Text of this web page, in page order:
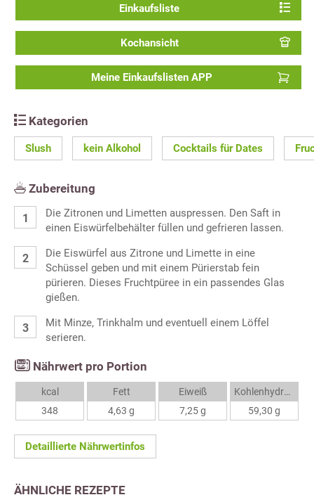
Einkaufsliste
Kochansicht
Meine Einkaufslisten APP
Kategorien
Slush kein Alkohol Cocktails für Dates
Zubereitung
Die Zitronen und Limetten auspressen. Den Saft in
einen Eiswürfelbehälter füllen und gefrieren lassen.
Die Eiswürfel aus Zitrone und Limette in eine
Schüssel geben und mit einem Pürierstab fein
pürieren. Dieses Fruchtpüree in ein passendes Glas
gießen.
Mit Minze, Trinkhalm und eventuell einem Löffel
serieren.
Nährwert pro Portion
kcal
348
Fett
4,63 g
Eiweiß
7,25 g
Kohlenhydrate
59,30 g
Detaillierte Nährwertinfos
ÄHNLICHE REZEPTE